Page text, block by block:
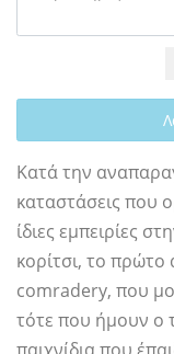
Κατά την
καταστάσεις που
ίδιες εμπειρίες
κορίτσι, το
comradery, που
τότε που ήμουν ο